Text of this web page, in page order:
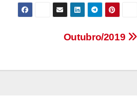
Outubro/2019